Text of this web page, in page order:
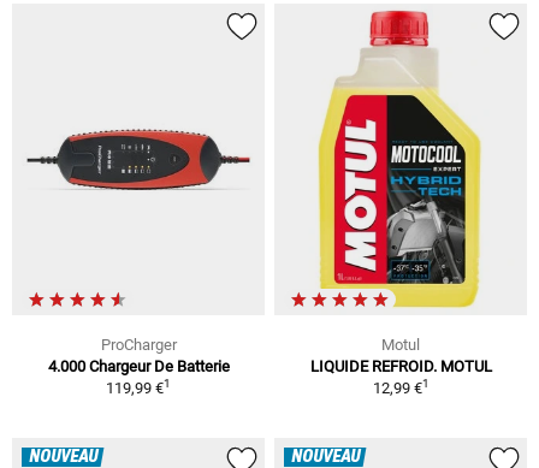
ProCharger
4.000 Chargeur De Batterie
119,99 €1
Motul
LIQUIDE REFROID. MOTUL
12,99 €1
NOUVEAU NOUVEAU